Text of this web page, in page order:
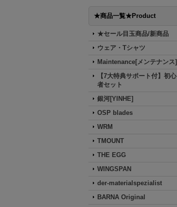
★商品一覧★Product
★セール目玉商品/新商品
ウェア・Tシャツ
Maintenance[メンテナンス]
【7大特典サポート付】初心
者セット
銀河[YINHE]
OSP blades
WRM
TMOUNT
THE EGG
WINGSPAN
der-materialspezialist
BARNA Original